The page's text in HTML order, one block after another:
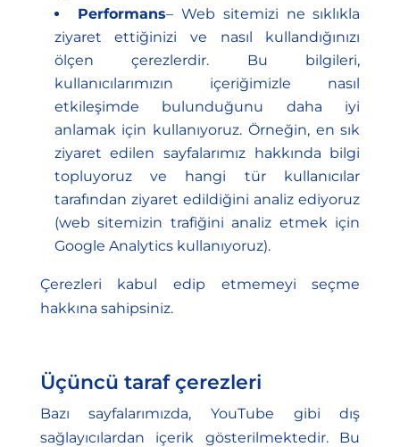
Performans– Web sitemizi ne sıklıkla
ziyaret ettiğinizi ve nasıl kullandığınızı
ölçen çerezlerdir. Bu bilgileri,
kullanıcılarımızın içeriğimizle nasıl
etkileşimde bulunduğunu daha iyi
anlamak için kullanıyoruz. Örneğin, en sık
ziyaret edilen sayfalarımız hakkında bilgi
topluyoruz ve hangi tür kullanıcılar
tarafından ziyaret edildiğini analiz ediyoruz
(web sitemizin trafiğini analiz etmek için
Google Analytics kullanıyoruz).
Çerezleri kabul edip etmemeyi seçme
hakkına sahipsiniz.
Üçüncü taraf çerezleri
Bazı sayfalarımızda, YouTube gibi dış
sağlayıcılardan içerik gösterilmektedir. Bu